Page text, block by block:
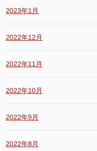
2023年1月
2022年12月
2022年11月
2022年10月
2022年9月
2022年8月